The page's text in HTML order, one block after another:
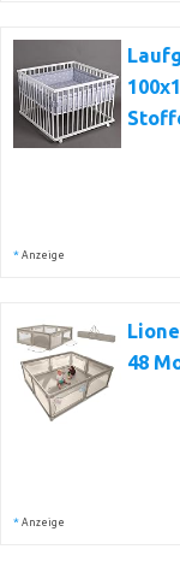
* Anzeige
48
* Anzeige